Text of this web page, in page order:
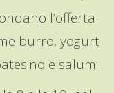
l’offerta
burro, yogurt
e salumi.